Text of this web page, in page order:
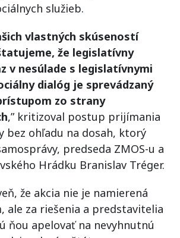
služieb.
vlastných skúseností
že legislatívny
v nesúlade s legislatívnymi
dialóg je sprevádzaný
zo strany
,” kritizoval postup prijímania
bez ohľadu na dosah, ktorý
predseda ZMOS-u a
Hrádku Branislav Tréger.
že akcia nie je namierená
za riešenia a predstavitelia
ňou apelovať na nevyhnutnú